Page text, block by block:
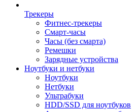
Трекеры
Фитнес-трекеры
Смарт-часы
Часы (без смарта)
Ремешки
Зарядные устройства
Ноутбуки и нетбуки
Ноутбуки
Нетбуки
Ультрабуки
HDD/SSD для ноутбуков